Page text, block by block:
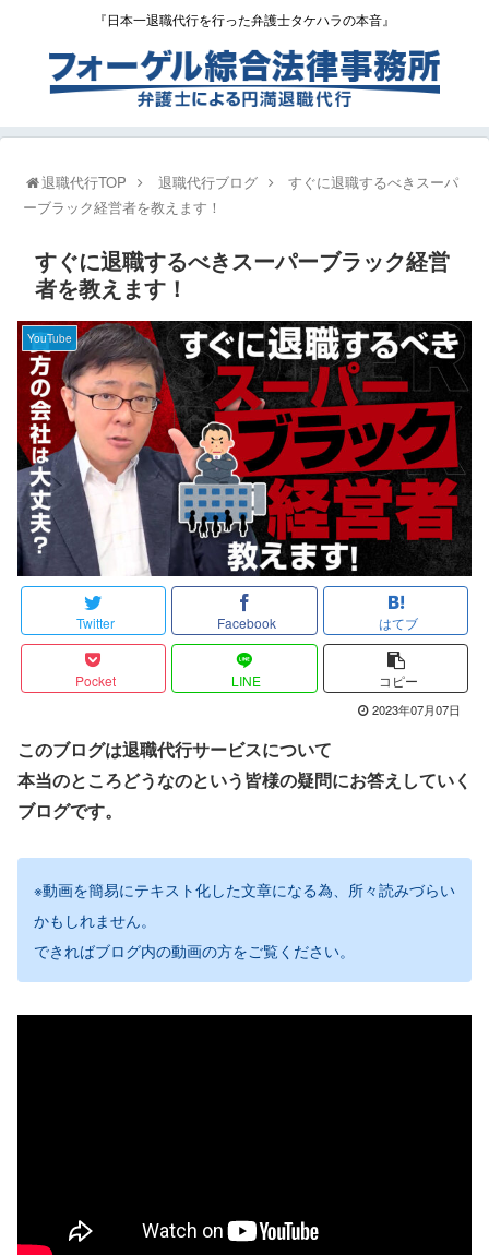
『日本一退職代行を行った弁護士タケハラの本音』
退職代行TOP 退職代行ブログ
すぐに退職するべきスーパ
ーブラック経営者を教えます！
すぐに退職するべきスーパーブラック経営
者を教えます！
YouTube
Twitter Facebook はてブ
Pocket LINE コピー
2023年07月07日
このブログは退職代行サービスについて
本当のところどうなのという皆様の疑問にお答えしていく
ブログです。
※動画を簡易にテキスト化した文章になる為、所々読みづらい
かもしれません。
できればブログ内の動画の方をご覧ください。